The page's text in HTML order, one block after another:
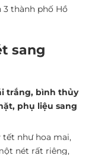
3 thành phố Hồ
sang
trắng, bình thủy
phụ liệu sang
tết như hoa mai,
nét rất riêng,